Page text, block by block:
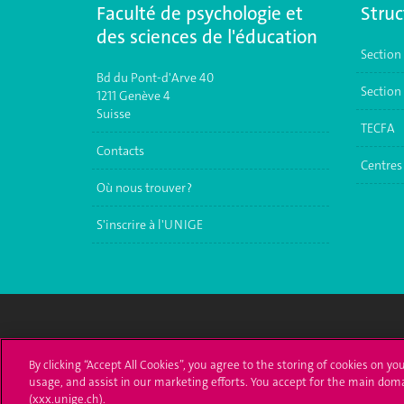
Faculté de psychologie et
des sciences de l'éducation
Bd du Pont-d'Arve 40
1211 Genève 4
Suisse
Contacts
Où nous trouver ?
S'inscrire à l'UNIGE
TECFA
24 rue du Général-Dufour
By clicking “Accept All Cookies”, you agree to the storing of cookies on
usage, and assist in our marketing efforts. You accept for the main
(xxx.unige.ch).